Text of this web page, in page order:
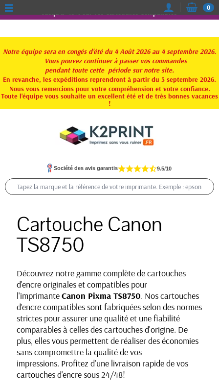
Jusqu'à -15% sur vos Cartouches Compatibles
Notre équipe sera en congés d'été du 4 Août 2026 au 4 septembre 2026.
Vous pouvez continuer à passer vos commandes
pendant toute cette période sur notre site.
En revanche, les expéditions reprendront à partir du 5 septembre 2026.
Nous vous remercions pour votre compréhension et votre confiance.
Toute l'équipe vous souhaite un excellent été et de très bonnes vacances
!
0
Société des avis garantis 9.5/10
Cartouche Canon
TS8750
Découvrez notre gamme complète de cartouches
d'encre originales et compatibles pour
l'imprimanteCanon Pixma TS8750. Nos cartouches
d'encre compatibles sont fabriquées selon des normes
strictes pour assurer une qualité et une fiabilité
comparables à celles des cartouches d'origine. De
plus, elles vous permettent de réaliser des économies
sans compromettre la qualité de vos
impressions. Profitez d'une livraison rapide de vos
cartouches d'encre sous 24/48!